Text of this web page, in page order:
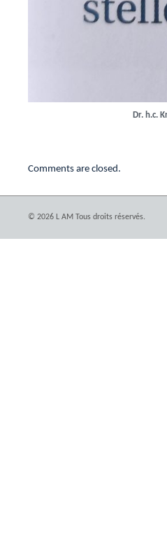
Dr. h.c.
Comments are closed.
© 2026 L AM Tous droits réservés.